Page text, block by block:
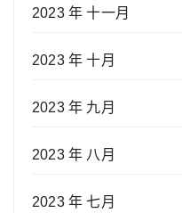
2023 年 十一月
2023 年 十月
2023 年 九月
2023 年 八月
2023 年 七月